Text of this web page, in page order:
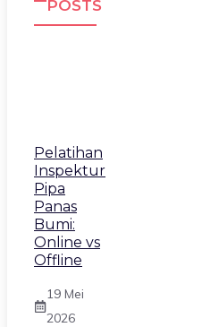
POSTS
Pelatihan
Inspektur
Pipa
Panas
Bumi:
Online vs
Offline
19 Mei
2026